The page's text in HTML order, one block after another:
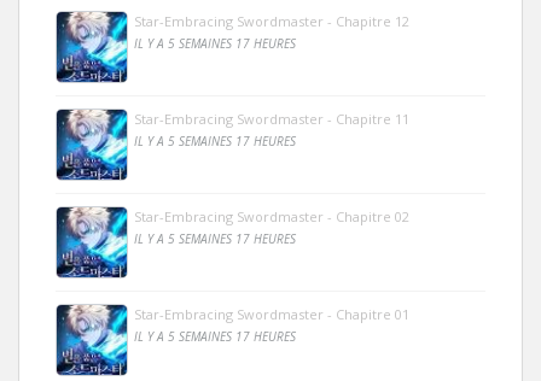
Star-Embracing Swordmaster - Chapitre 12
IL Y A 5 SEMAINES 17 HEURES
Star-Embracing Swordmaster - Chapitre 11
IL Y A 5 SEMAINES 17 HEURES
Star-Embracing Swordmaster - Chapitre 02
IL Y A 5 SEMAINES 17 HEURES
Star-Embracing Swordmaster - Chapitre 01
IL Y A 5 SEMAINES 17 HEURES